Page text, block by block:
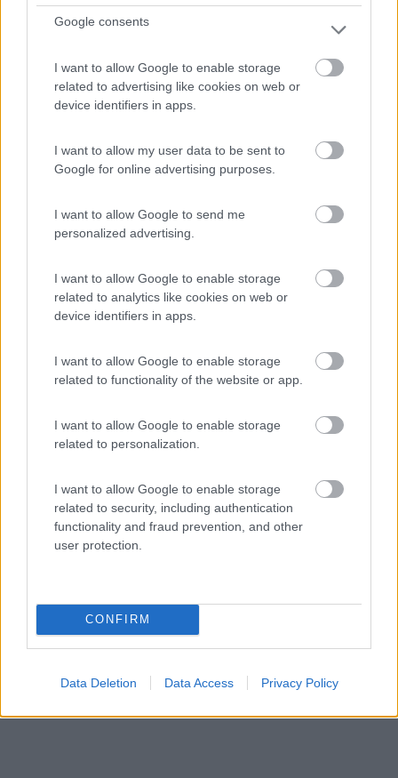
Google consents
I want to allow Google to enable storage
related to advertising like cookies on web or
device identifiers in apps.
I want to allow my user data to be sent to
Google for online advertising purposes.
I want to allow Google to send me
personalized advertising.
I want to allow Google to enable storage
related to analytics like cookies on web or
device identifiers in apps.
I want to allow Google to enable storage
related to functionality of the website or app.
I want to allow Google to enable storage
related to personalization.
I want to allow Google to enable storage
related to security, including authentication
functionality and fraud prevention, and other
user protection.
CONFIRM
Data Deletion Data Access Privacy Policy
Servizi / Posizione
Agriturismo non lontano dalle pendici dell'Etna, con
SS 117 km 60 - C.da Gigliotto
AgriHotel da Marianna
Servizi / Posizione
Alle porte del parco dei Nebrodi, di fronte L'Etna, fuori...
Santa Domenica Vittoria (ME) - 78.2km
SS 116 al Km. 7,700 - Viale libertà, 335